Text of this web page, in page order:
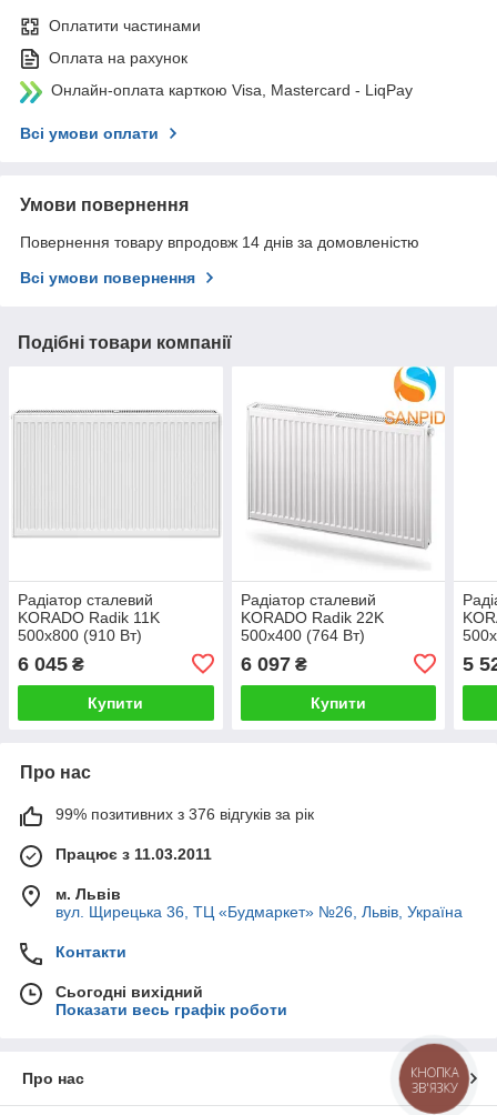
Оплатити частинами
Оплата на рахунок
Онлайн-оплата карткою Visa, Mastercard - LiqPay
Всі умови оплати
Умови повернення
Повернення товару впродовж 14 днів за домовленістю
Всі умови повернення
Подібні товари компанії
Радіатор сталевий
KORADO Radik 11K
500x800 (910 Вт)
6 045 ₴
Купити
Радіатор сталевий
KORADO Radik 22K
500x400 (764 Вт)
6 097₴
Купити
5
Про нас
99% позитивних з 376 відгуків за рік
Працює з 11.03.2011
м. Львів
вул. Щирецька 36, ТЦ «Будмаркет» №26, Львів, Україна
Контакти
Сьогодні вихідний
Показати весь графік роботи
Про нас
КНОПКА
ЗВ'ЯЗКУ